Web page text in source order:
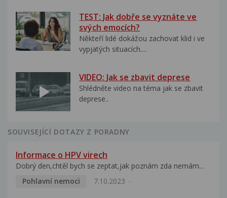
TEST: Jak dobře se vyznáte ve
svých emocích?
Někteří lidé dokážou zachovat klid i ve
vypjatých situacích....
VIDEO: Jak se zbavit deprese
Shlédněte video na téma jak se zbavit
deprese..
SOUVISEJÍCÍ DOTAZY Z PORADNY
Informace o HPV virech
Dobrý den,chtěl bych se zeptat,jak poznám zda nemám...
Pohlavní nemoci
7.10.2023